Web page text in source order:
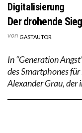
Digitalisierung
Der drohende
von GASTAUTOR
In “Generation
des Smartphones
Alexander Grau, der